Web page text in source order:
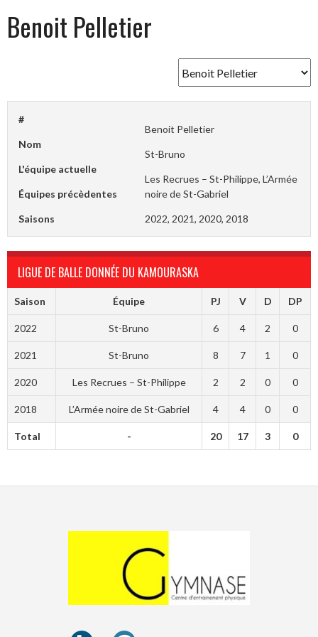
Benoit Pelletier
#
Nom
Benoit Pelletier
L'équipe actuelle
St-Bruno
Équipes précèdentes
Les Recrues – St-Philippe, L’Armée
noire de St-Gabriel
Saisons 2022, 2021, 2020, 2018
LIGUE DE BALLE DONNÉE DU KAMOURASKA
Saison Équipe PJ V D DP
2022 St-Bruno 6 4 2 0
2021 St-Bruno 8 7 1 0
2020 Les Recrues – St-Philippe 2 2 0 0
2018 L’Armée noire de St-Gabriel 4 4 0 0
Total - 20 17 3 0